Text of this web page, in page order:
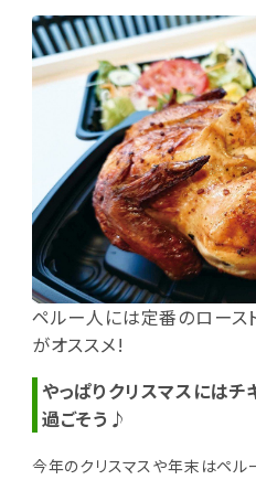
ペルー人には定番のロース
がオススメ!
やっぱりクリスマスにはチ
過ごそう♪
今年のクリスマスや年末はペ